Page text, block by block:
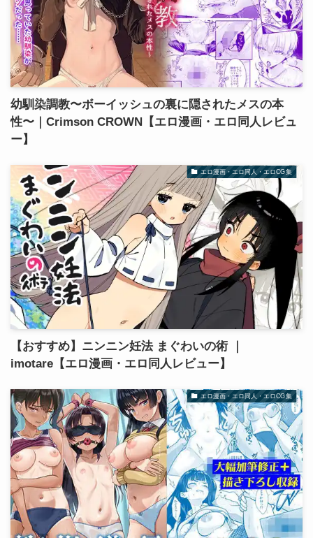
幼馴染調教〜ボーイッシュの裏に隠されたメスの本
性〜｜Crimson CROWN【エロ漫画・エロ同人レビュ
ー】
エロ漫画・エロ同人・エロCG集
【おすすめ】ニンニン妊法 まぐわいの術 ｜
imotare【エロ漫画・エロ同人レビュー】
エロ漫画・エロ同人・エロCG集